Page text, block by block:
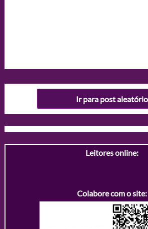
Ir para post aleatório
Leitores online:
Colabore com o site: